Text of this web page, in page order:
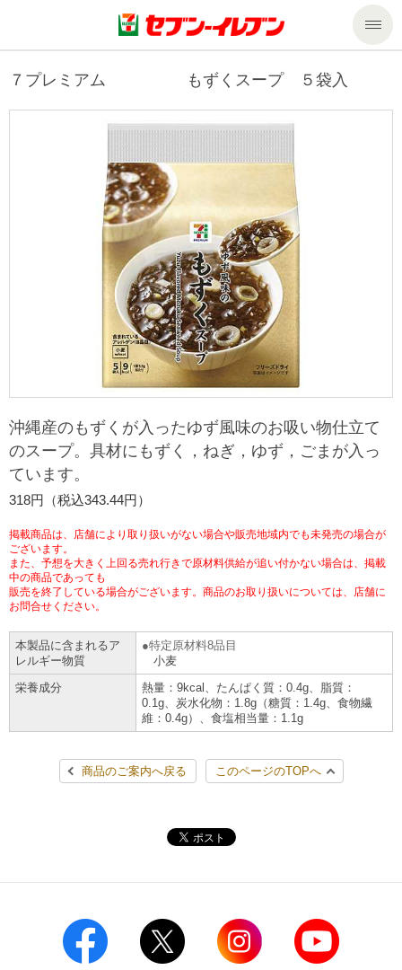
商品のご案内
商品のご案内トップ
商品カテゴリ一覧
食の安全・安心への取組み
ギフト
プリペイドカード・金券
ニンテンドー・ダウンロードカード
セール・キャンペーン
サービストップ
マルチコピー機でできること
マルチコピー機でできることトップ
コピー
プリント
スキャン
ファクス
チケット
プリペイドサービス
スポーツ振興くじ
行政サービス
学び・教育
宅配便
切手・はがき・印紙
セブン銀行ATM
ご利用可能なお支払い方法
スマホプリペイド
レジでApple Accountにチャージ
オンラインフォトサービス
コインランドリー（店舗限定）
自転車シェアリング（店舗限定）
チケットサービス
セブンチケット
イープラス
JTB
セブン‐イレブンでお受取り
セブンネットショッピング
ニュースリリース
企業理念
会社概要
貸借対照表・損益計算書
沿革
国内店舗数
売上高、店舗数推移
セブン‐イレブンの海外事業
データで見るセブン‐イレブン
セブン‐イレブンの「商品力」
セブン-イレブンの横顔
セブン-イレブンの歴史
私たちの取組み
サステナビリティ
サステナビリティトップ
セブン＆アイ・ホールディングスの重点課題
サステナビリティ活動基本方針
サステナビリティ推進体制
GREEN CHALLENGE 2050
4VISIONS
サステナビリティニュース
サステナビリティレポート
報告書ライブラリー
加盟店オーナー募集 物件募集・購入
アルバイト情報
店舗検索
お問い合わせ
Language
English (Corporate)
English (Services)
简体中文(服务)
한국어(서비스)
７プレミアム もずくスープ ５袋入
沖縄産のもずくが入ったゆず風味のお吸い物仕立て
のスープ。具材にもずく，ねぎ，ゆず，ごまが入っ
ています。
318円（税込343.44円）
掲載商品は、店舗により取り扱いがない場合や販売地域内でも未発売の場合が
ございます。
また、予想を大きく上回る売れ行きで原材料供給が追い付かない場合は、掲載
中の商品であっても
販売を終了している場合がございます。商品のお取り扱いについては、店舗に
お問合せください。
本製品に含まれるア
レルギー物質
特定原材料8品目
小麦
栄養成分
熱量：9kcal、たんぱく質：0.4g、脂質：
0.1g、炭水化物：1.8g（糖質：1.4g、食物繊
維：0.4g）、食塩相当量：1.1g
商品のご案内へ戻る このページのTOPへ